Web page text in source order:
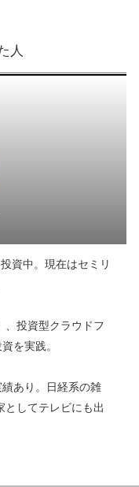
トへ
証します
人
資中。現在はセミリ